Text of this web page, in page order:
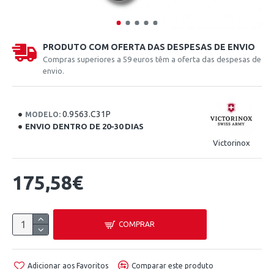
PRODUTO COM OFERTA DAS DESPESAS DE ENVIO
Compras superiores a 59 euros têm a oferta das despesas de
envio.
MODELO: 0.9563.C31P
ENVIO DENTRO DE 20-30 DIAS
Victorinox
175,58€
COMPRAR
Adicionar aos Favoritos Comparar este produto